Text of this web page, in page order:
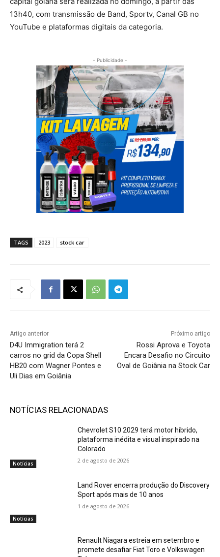
13h40, com transmissão de Band, Sportv, Canal GB no
YouTube e plataformas digitais da categoria.
- Publicidade -
TAGS 2023 stock car
Artigo anterior
D4U Immigration terá 2
carros no grid da Copa Shell
HB20 com Wagner Pontes e
Uli Dias em Goiânia
Próximo artigo
Rossi Aprova e Toyota
Encara Desafio no Circuito
Oval de Goiânia na Stock Car
NOTÍCIAS RELACIONADAS
Notícias
Chevrolet S10 2029 terá motor híbrido,
plataforma inédita e visual inspirado na
Colorado
2 de agosto de 2026
Notícias
Land Rover encerra produção do Discovery
Sport após mais de 10 anos
1 de agosto de 2026
Renault Niagara estreia em setembro e
promete desafiar Fiat Toro e Volkswagen